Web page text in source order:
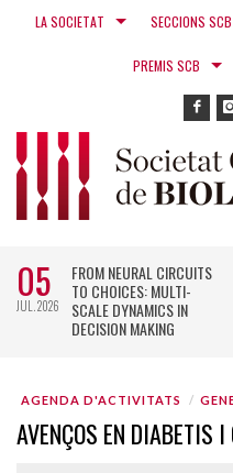
LA SOCIETAT SECCIONS SCB
PREMIS SCB
05
JUL. 2026
FROM NEURAL CIRCUITS
TO CHOICES: MULTI-
SCALE DYNAMICS IN
DECISION MAKING
AGENDA D'ACTIVITATS
AVENÇOS EN DIABETIS I